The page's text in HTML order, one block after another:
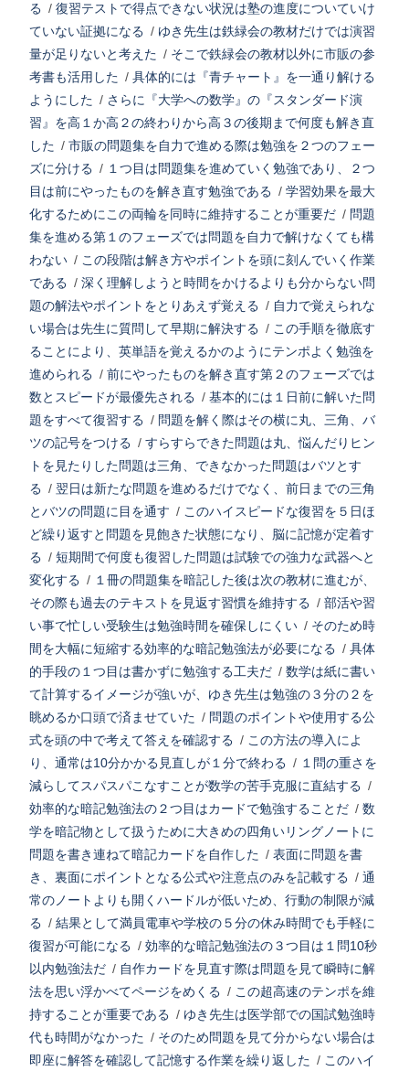
る / 復習テストで得点できない状況は塾の進度についていけ
ていない証拠になる / ゆき先生は鉄緑会の教材だけでは演習
量が足りないと考えた / そこで鉄緑会の教材以外に市販の参
考書も活用した / 具体的には『青チャート』を一通り解ける
ようにした / さらに『大学への数学』の『スタンダード演
習』を高１か高２の終わりから高３の後期まで何度も解き直
した / 市販の問題集を自力で進める際は勉強を２つのフェー
ズに分ける / １つ目は問題集を進めていく勉強であり、２つ
目は前にやったものを解き直す勉強である / 学習効果を最大
化するためにこの両輪を同時に維持することが重要だ / 問題
集を進める第１のフェーズでは問題を自力で解けなくても構
わない / この段階は解き方やポイントを頭に刻んでいく作業
である / 深く理解しようと時間をかけるよりも分からない問
題の解法やポイントをとりあえず覚える / 自力で覚えられな
い場合は先生に質問して早期に解決する / この手順を徹底す
ることにより、英単語を覚えるかのようにテンポよく勉強を
進められる / 前にやったものを解き直す第２のフェーズでは
数とスピードが最優先される / 基本的には１日前に解いた問
題をすべて復習する / 問題を解く際はその横に丸、三角、バ
ツの記号をつける / すらすらできた問題は丸、悩んだりヒン
トを見たりした問題は三角、できなかった問題はバツとす
る / 翌日は新たな問題を進めるだけでなく、前日までの三角
とバツの問題に目を通す / このハイスピードな復習を５日ほ
ど繰り返すと問題を見飽きた状態になり、脳に記憶が定着す
る / 短期間で何度も復習した問題は試験での強力な武器へと
変化する / １冊の問題集を暗記した後は次の教材に進むが、
その際も過去のテキストを見返す習慣を維持する / 部活や習
い事で忙しい受験生は勉強時間を確保しにくい / そのため時
間を大幅に短縮する効率的な暗記勉強法が必要になる / 具体
的手段の１つ目は書かずに勉強する工夫だ / 数学は紙に書い
て計算するイメージが強いが、ゆき先生は勉強の３分の２を
眺めるか口頭で済ませていた / 問題のポイントや使用する公
式を頭の中で考えて答えを確認する / この方法の導入によ
り、通常は10分かかる見直しが１分で終わる / １問の重さを
減らしてスパスパこなすことが数学の苦手克服に直結する /
効率的な暗記勉強法の２つ目はカードで勉強することだ / 数
学を暗記物として扱うために大きめの四角いリングノートに
問題を書き連ねて暗記カードを自作した / 表面に問題を書
き、裏面にポイントとなる公式や注意点のみを記載する / 通
常のノートよりも開くハードルが低いため、行動の制限が減
る / 結果として満員電車や学校の５分の休み時間でも手軽に
復習が可能になる / 効率的な暗記勉強法の３つ目は１問10秒
以内勉強法だ / 自作カードを見直す際は問題を見て瞬時に解
法を思い浮かべてページをめくる / この超高速のテンポを維
持することが重要である / ゆき先生は医学部での国試勉強時
代も時間がなかった / そのため問題を見て分からない場合は
即座に解答を確認して記憶する作業を繰り返した / このハイ